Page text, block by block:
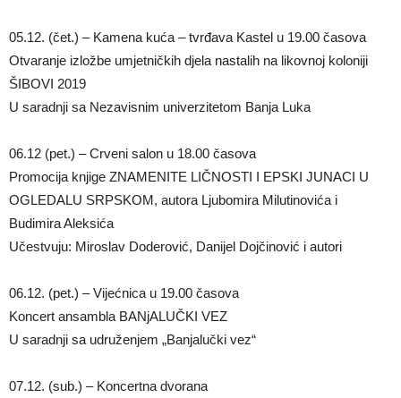
05.12. (čet.) – Kamena kuća – tvrđava Kastel u 19.00 časova
Otvaranje izložbe umjetničkih djela nastalih na likovnoj koloniji
ŠIBOVI 2019
U saradnji sa Nezavisnim univerzitetom Banja Luka
06.12 (pet.) – Crveni salon u 18.00 časova
Promocija knjige ZNAMENITE LIČNOSTI I EPSKI JUNACI U
OGLEDALU SRPSKOM, autora Ljubomira Milutinovića i
Budimira Aleksića
Učestvuju: Miroslav Doderović, Danijel Dojčinović i autori
06.12. (pet.) – Vijećnica u 19.00 časova
Koncert ansambla BANjALUČKI VEZ
U saradnji sa udruženjem „Banjalučki vez“
07.12. (sub.) – Koncertna dvorana